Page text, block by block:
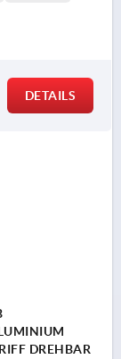
DETAILS
DREHBAR